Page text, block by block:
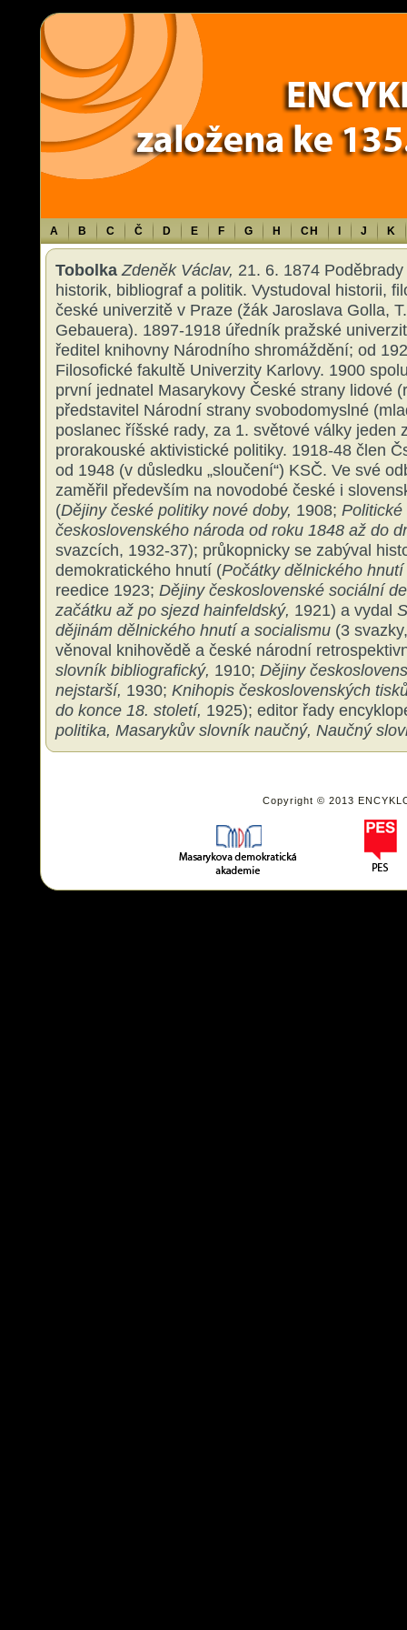
Warning: Use of undefined constant TXT - assumed 'TXT' (this will throw
content/themes/sablona/functions.php
A B C Č D E F G H CH J K
Tobolka Zdeněk Václav, 21. 6. 1874
historik, bibliograf a politik. Vystudoval historii,
české univerzitě v Praze (žák Jaroslava Golla,
Gebauera). 1897-1918 úředník pražské
ředitel knihovny Národního shromáždění; od
Filosofické fakultě Univerzity Karlovy. 1900
první jednatel Masarykovy České strany lidové
představitel Národní strany svobodomyslné
poslanec říšské rady, za 1. světové války jeden
prorakouské aktivistické politiky. 1918-48 člen
od 1948 (v důsledku „sloučení“) KSČ. Ve své
zaměřil především na novodobé české i
(Dějiny české politiky nové doby, 1908; Politické
československého národa od roku 1848 až do
svazcích, 1932-37); průkopnicky se zabýval
demokratického hnutí (Počátky dělnického
reedice 1923; Dějiny československé sociální
začátku až po sjezd hainfeldský, 1921) a vydal
dějinám dělnického hnutí a socialismu (3
věnoval knihovědě a české národní
slovník bibliografický, 1910; Dějiny
nejstarší, 1930; Knihopis československých
do konce 18. století, 1925); editor řady
politika, Masarykův slovník naučný, Naučný
Copyright © 2013